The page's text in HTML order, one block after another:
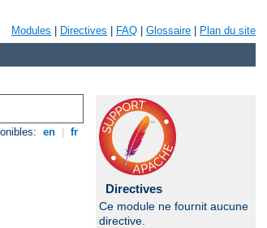
Modules Directives FAQ Glossaire Plan du site
en fr
Directives
Ce module ne fournit aucune
directive.